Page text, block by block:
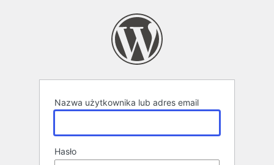
Nazwa użytkownika lub adres email
Hasło